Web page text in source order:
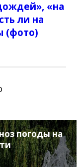
«на
ли на
(фото)
погоды на